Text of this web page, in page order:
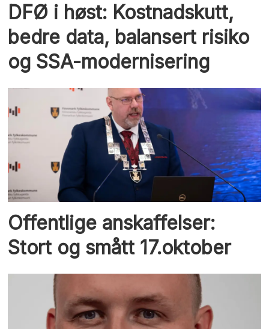
DFØ i høst: Kostnadskutt,
bedre data, balansert risiko
og SSA-modernisering
Offentlige anskaffelser:
Stort og smått 17.oktober